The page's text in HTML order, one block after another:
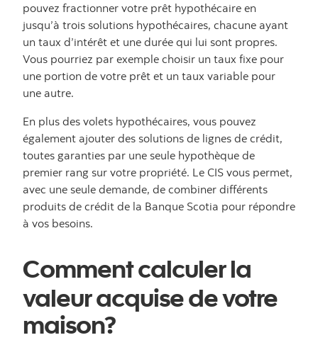
pouvez fractionner votre prêt hypothécaire en
jusqu’à trois solutions hypothécaires, chacune ayant
un taux d’intérêt et une durée qui lui sont propres.
Vous pourriez par exemple choisir un taux fixe pour
une portion de votre prêt et un taux variable pour
une autre.
En plus des volets hypothécaires, vous pouvez
également ajouter des solutions de lignes de crédit,
toutes garanties par une seule hypothèque de
premier rang sur votre propriété. Le CIS vous permet,
avec une seule demande, de combiner différents
produits de crédit de la Banque Scotia pour répondre
à vos besoins.
Comment calculer la
valeur acquise de votre
maison?